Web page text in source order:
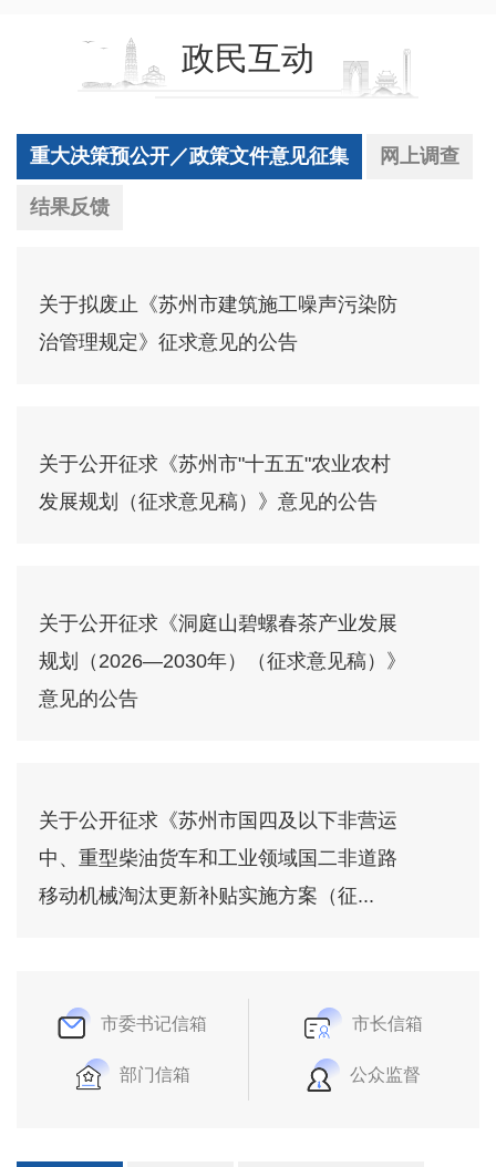
政民互动
重大决策预公开／政策文件意见征集 网上调查
结果反馈
关于拟废止《苏州市建筑施工噪声污染防
治管理规定》征求意见的公告
关于公开征求《苏州市"十五五"农业农村
发展规划（征求意见稿）》意见的公告
关于公开征求《洞庭山碧螺春茶产业发展
规划（2026—2030年）（征求意见稿）》
意见的公告
关于公开征求《苏州市国四及以下非营运
中、重型柴油货车和工业领域国二非道路
移动机械淘汰更新补贴实施方案（征...
市委书记信箱 市长信箱
部门信箱 公众监督